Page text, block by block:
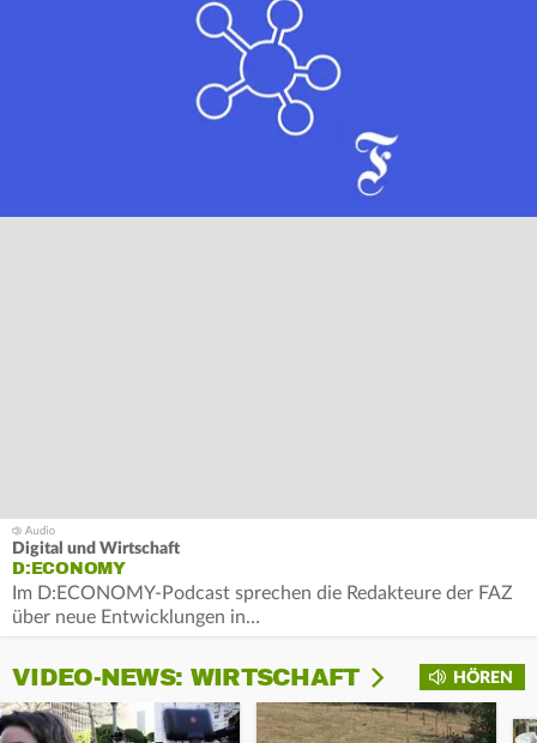
Digital und Wirtschaft
D:ECONOMY
Im D:ECONOMY-Podcast sprechen die Redakteure der FAZ
über neue Entwicklungen in…
HÖREN
VIDEO-NEWS: WIRTSCHAFT